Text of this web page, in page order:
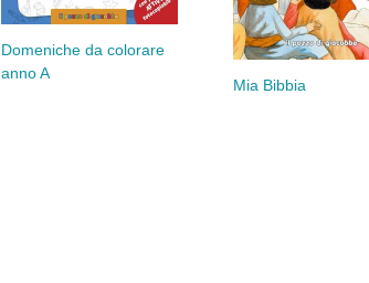
Domeniche da colorare
anno A
Mia Bibbia